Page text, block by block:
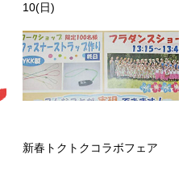
10(日)
新春トクトクコラボフェア